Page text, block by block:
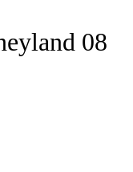
08